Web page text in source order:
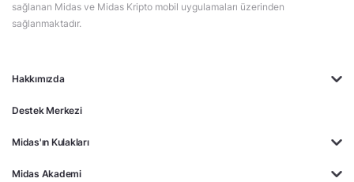
Hakkımızda
Destek Merkezi
Midas'ın Kulakları
Midas Akademi
sağlanan Midas ve Midas Kripto mobil uygulamaları üzerinden
sağlanmaktadır.